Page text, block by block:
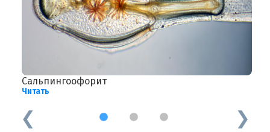
Сальпингоофорит
Читать
1 2 3